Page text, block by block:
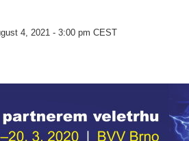
4, 2021 - 3:00 pm CEST